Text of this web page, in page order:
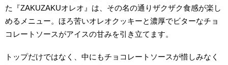
た『ZAKUZAKUオレオ』は、その名の通りザクザク食感が楽し
めるメニュー。ほろ苦いオレオクッキーと濃厚でビターなチョ
コレートソースがアイスの甘みを引き立てます。
トップだけではなく、中にもチョコレートソースが惜しみなく